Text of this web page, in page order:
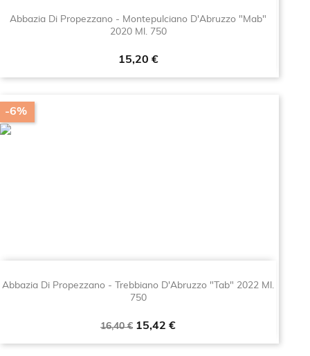
Abbazia Di Propezzano - Montepulciano D'Abruzzo "Mab"
2020 Ml. 750
Prezzo
15,20 €
Abbazia Di Propezzano - Trebbiano D'Abruzzo "Tab" 2022 Ml.
750
Prezzo
16,40 € Prezzo
15,42 €
-6%